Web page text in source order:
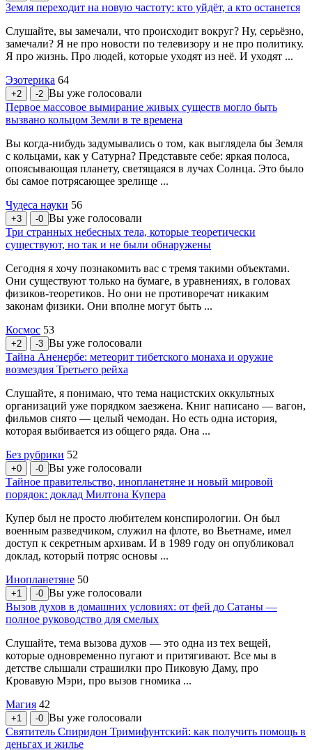
Земля переходит на новую частоту: кто уйдёт, а кто останется
Слушайте, вы замечали, что происходит вокруг? Ну, серьёзно,
замечали? Я не про новости по телевизору и не про политику.
Я про жизнь. Про людей, которые уходят из неё. И уходят ...
Эзотерика 64
+2 -2 Вы уже голосовали
Первое массовое вымирание живых существ могло быть
вызвано кольцом Земли в те времена
Вы когда-нибудь задумывались о том, как выглядела бы Земля
с кольцами, как у Сатурна? Представьте себе: яркая полоса,
опоясывающая планету, светящаяся в лучах Солнца. Это было
бы самое потрясающее зрелище ...
Чудеса науки 56
+3 -0 Вы уже голосовали
Три странных небесных тела, которые теоретически
существуют, но так и не были обнаружены
Сегодня я хочу познакомить вас с тремя такими объектами.
Они существуют только на бумаге, в уравнениях, в головах
физиков-теоретиков. Но они не противоречат никаким
законам физики. Они вполне могут быть ...
Космос 53
+2 -3 Вы уже голосовали
Тайна Аненербе: метеорит тибетского монаха и оружие
возмездия Третьего рейха
Слушайте, я понимаю, что тема нацистских оккультных
организаций уже порядком заезжена. Книг написано — вагон,
фильмов снято — целый чемодан. Но есть одна история,
которая выбивается из общего ряда. Она ...
Без рубрики 52
+0 -0 Вы уже голосовали
Тайное правительство, инопланетяне и новый мировой
порядок: доклад Милтона Купера
Купер был не просто любителем конспирологии. Он был
военным разведчиком, служил на флоте, во Вьетнаме, имел
доступ к секретным архивам. И в 1989 году он опубликовал
доклад, который потряс основы ...
Инопланетяне 50
+1 -0 Вы уже голосовали
Вызов духов в домашних условиях: от фей до Сатаны —
полное руководство для смелых
Слушайте, тема вызова духов — это одна из тех вещей,
которые одновременно пугают и притягивают. Все мы в
детстве слышали страшилки про Пиковую Даму, про
Кровавую Мэри, про вызов гномика ...
Магия 42
+1 -0 Вы уже голосовали
Святитель Спиридон Тримифунтский: как получить помощь в
деньгах и жилье